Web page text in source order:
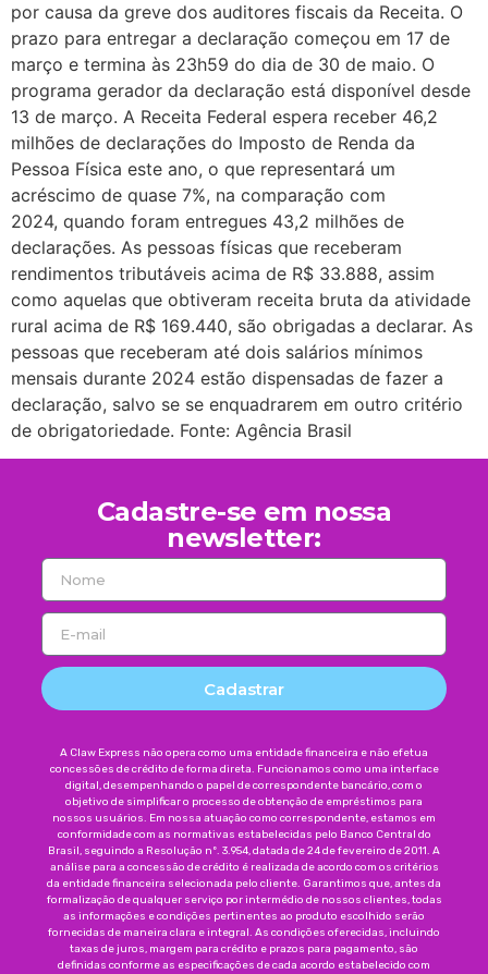
por causa da greve dos auditores fiscais da Receita. O
prazo para entregar a declaração começou em 17 de
março e termina às 23h59 do dia de 30 de maio. O
programa gerador da declaração está disponível desde
13 de março. A Receita Federal espera receber 46,2
milhões de declarações do Imposto de Renda da
Pessoa Física este ano, o que representará um
acréscimo de quase 7%, na comparação com
2024, quando foram entregues 43,2 milhões de
declarações. As pessoas físicas que receberam
rendimentos tributáveis acima de R$ 33.888, assim
como aquelas que obtiveram receita bruta da atividade
rural acima de R$ 169.440, são obrigadas a declarar. As
pessoas que receberam até dois salários mínimos
mensais durante 2024 estão dispensadas de fazer a
declaração, salvo se se enquadrarem em outro critério
de obrigatoriedade. Fonte: Agência Brasil
Cadastre-se em nossa
newsletter:
Cadastrar
A Claw Express não opera como uma entidade financeira e não efetua
concessões de crédito de forma direta. Funcionamos como uma interface
digital, desempenhando o papel de correspondente bancário, com o
objetivo de simplificar o processo de obtenção de empréstimos para
nossos usuários. Em nossa atuação como correspondente, estamos em
conformidade com as normativas estabelecidas pelo Banco Central do
Brasil, seguindo a Resolução nº. 3.954, datada de 24 de fevereiro de 2011. A
análise para a concessão de crédito é realizada de acordo com os critérios
da entidade financeira selecionada pelo cliente. Garantimos que, antes da
formalização de qualquer serviço por intermédio de nossos clientes, todas
as informações e condições pertinentes ao produto escolhido serão
fornecidas de maneira clara e integral. As condições oferecidas, incluindo
taxas de juros, margem para crédito e prazos para pagamento, são
definidas conforme as especificações de cada acordo estabelecido com